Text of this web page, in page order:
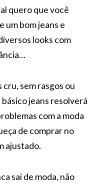
quero que você
um bom jeans e
looks com
cru, sem rasgos ou
jeans resolverá
com a moda
de comprar no
ajustado.
sai de moda, não